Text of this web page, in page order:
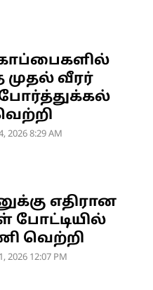
முதல் வீரர்
2026 8:29 AM
எதிரான
போட்டியில்
வெற்றி
2026 12:07 PM